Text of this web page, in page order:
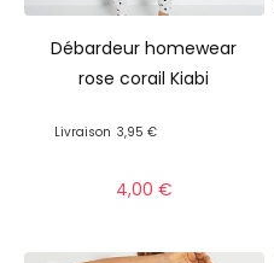
Débardeur homewear
rose corail Kiabi
Livraison 3,95 €
4,00 €